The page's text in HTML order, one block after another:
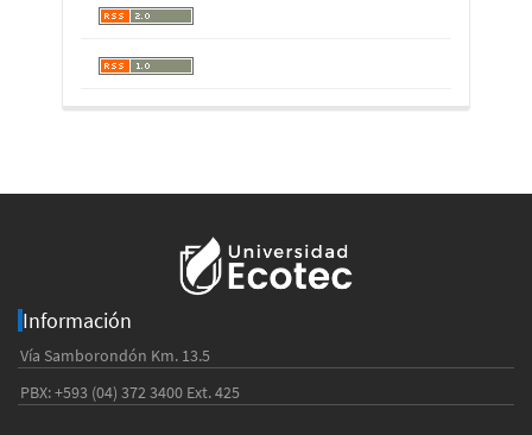
Información
Vía Samborondón Km. 13.5
PBX: +593 (04) 372 3400 Ext. 425